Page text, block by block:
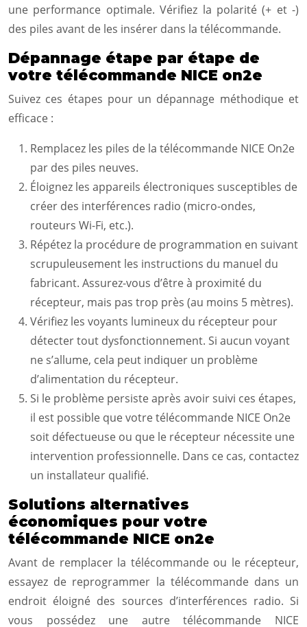
une performance optimale. Vérifiez la polarité (+ et -)
des piles avant de les insérer dans la télécommande.
Dépannage étape par étape de
votre télécommande NICE on2e
Suivez ces étapes pour un dépannage méthodique et
efficace :
Remplacez les piles de la télécommande NICE On2e
par des piles neuves.
Éloignez les appareils électroniques susceptibles de
créer des interférences radio (micro-ondes,
routeurs Wi-Fi, etc.).
Répétez la procédure de programmation en suivant
scrupuleusement les instructions du manuel du
fabricant. Assurez-vous d’être à proximité du
récepteur, mais pas trop près (au moins 5 mètres).
Vérifiez les voyants lumineux du récepteur pour
détecter tout dysfonctionnement. Si aucun voyant
ne s’allume, cela peut indiquer un problème
d’alimentation du récepteur.
Si le problème persiste après avoir suivi ces étapes,
il est possible que votre télécommande NICE On2e
soit défectueuse ou que le récepteur nécessite une
intervention professionnelle. Dans ce cas, contactez
un installateur qualifié.
Solutions alternatives
économiques pour votre
télécommande NICE on2e
Avant de remplacer la télécommande ou le récepteur,
essayez de reprogrammer la télécommande dans un
endroit éloigné des sources d’interférences radio. Si
vous possédez une autre télécommande NICE